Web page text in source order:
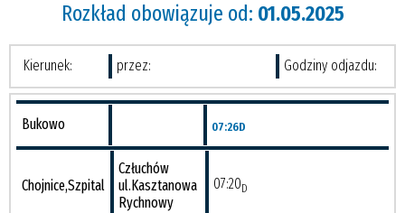
Rozkład obowiązuje od: 01.05.2025
Kierunek: przez: Godziny odjazdu:
Bukowo 07:26D
Chojnice,Szpital
Człuchów
ul.Kasztanowa
Rychnowy
07:20D